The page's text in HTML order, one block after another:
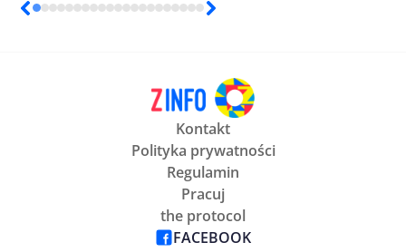
Kontakt
Polityka prywatności
Regulamin
Pracuj
the protocol
FACEBOOK